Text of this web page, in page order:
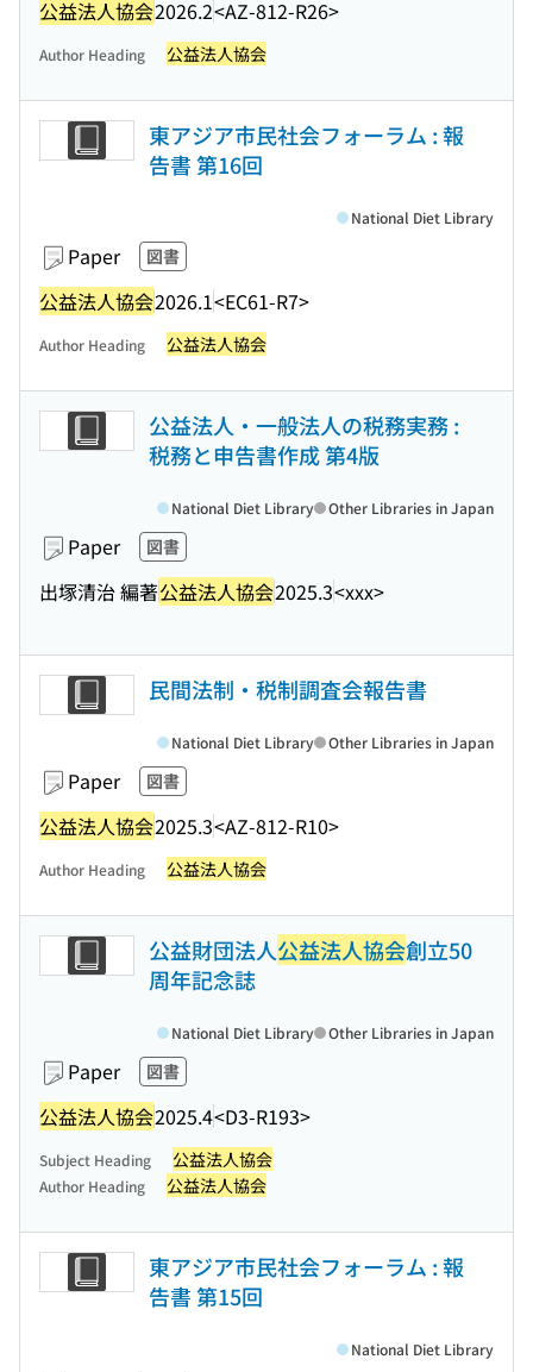
公益法人協会2026.2<AZ-812-R26>
Author Heading 公益法人協会
東アジア市民社会フォーラム : 報
告書 第16回
Paper 図書
公益法人協会2026.1<EC61-R7>
National Diet Library
Author Heading 公益法人協会
公益法人・一般法人の税務実務 :
税務と申告書作成 第4版
Paper 図書
出塚清治 編著公益法人協会2025.3<xxx>
National Diet Library Other Libraries in Japan
民間法制・税制調査会報告書
Paper 図書
公益法人協会2025.3<AZ-812-R10>
National Diet Library Other Libraries in Japan
Author Heading 公益法人協会
公益財団法人公益法人協会創立50
周年記念誌
Paper 図書
公益法人協会2025.4<D3-R193>
National Diet Library Other Libraries in Japan
Subject Heading 公益法人協会
Author Heading 公益法人協会
東アジア市民社会フォーラム : 報
告書 第15回
National Diet Library